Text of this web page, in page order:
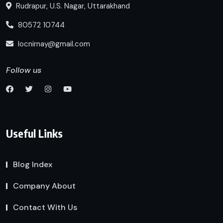
Rudrapur, U.S. Nagar, Uttarakhand
80572 10744
locnirnay@gmail.com
Follow us
Useful Links
Blog Index
Company About
Contact With Us